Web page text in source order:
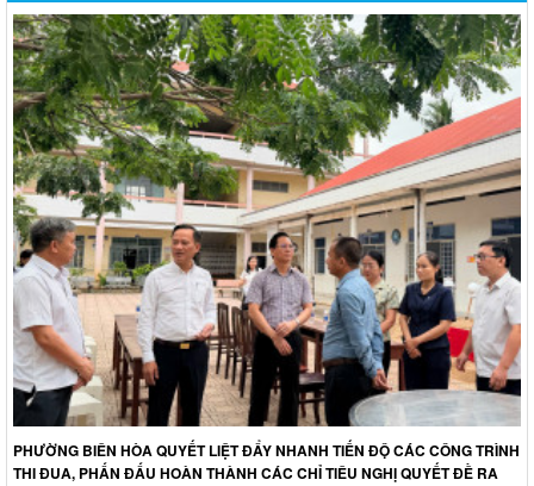
PHƯỜNG BIÊN HÒA QUYẾT LIỆT ĐẨY NHANH TIẾN ĐỘ CÁC CÔNG TRÌNH
THI ĐUA, PHẤN ĐẤU HOÀN THÀNH CÁC CHỈ TIÊU NGHỊ QUYẾT ĐỀ RA